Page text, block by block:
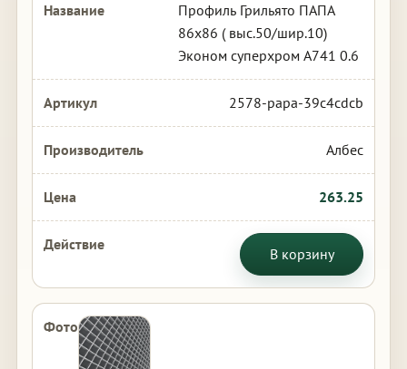
Профиль Грильято ПАПА
86х86 ( выс.50/шир.10)
Эконом суперхром А741 0.6
2578-papa-39c4cdcb
Албес
263.25
В корзину